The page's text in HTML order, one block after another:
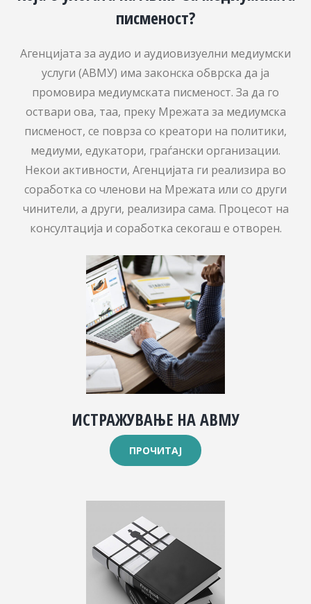
писменост?
Агенцијата за аудио и аудиовизуелни медиумски
услуги (АВМУ) има законска обврска да ја
промовира медиумската писменост. За да го
оствари ова, таа, преку Мрежата за медиумска
писменост, се поврза со креатори на политики,
медиуми, едукатори, граѓански организации.
Некои активности, Агенцијата ги реализира во
соработка со членови на Мрежата или со други
чинители, а други, реализира сама. Процесот на
консултација и соработка секогаш е отворен.
ИСТРАЖУВАЊЕ НА АВМУ
ПРОЧИТАЈ